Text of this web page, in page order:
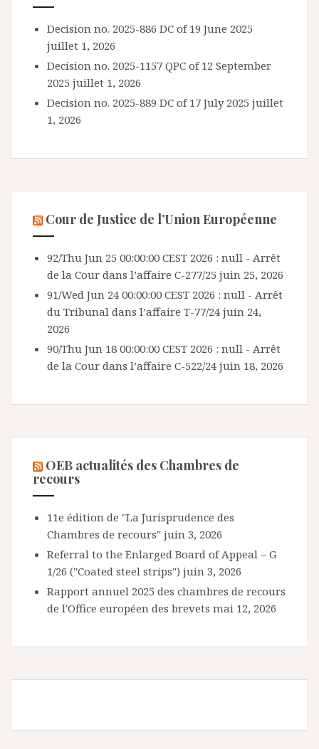
Decision no. 2025-886 DC of 19 June 2025
juillet 1, 2026
Decision no. 2025-1157 QPC of 12 September
2025 juillet 1, 2026
Decision no. 2025-889 DC of 17 July 2025 juillet
1, 2026
Cour de Justice de l’Union Européenne
92/Thu Jun 25 00:00:00 CEST 2026 : null - Arrêt
de la Cour dans l’affaire C-277/25 juin 25, 2026
91/Wed Jun 24 00:00:00 CEST 2026 : null - Arrêt
du Tribunal dans l’affaire T-77/24 juin 24,
2026
90/Thu Jun 18 00:00:00 CEST 2026 : null - Arrêt
de la Cour dans l’affaire C-522/24 juin 18, 2026
OEB actualités des Chambres de
recours
11e édition de "La Jurisprudence des
Chambres de recours" juin 3, 2026
Referral to the Enlarged Board of Appeal – G
1/26 ("Coated steel strips") juin 3, 2026
Rapport annuel 2025 des chambres de recours
de l'Office européen des brevets mai 12, 2026